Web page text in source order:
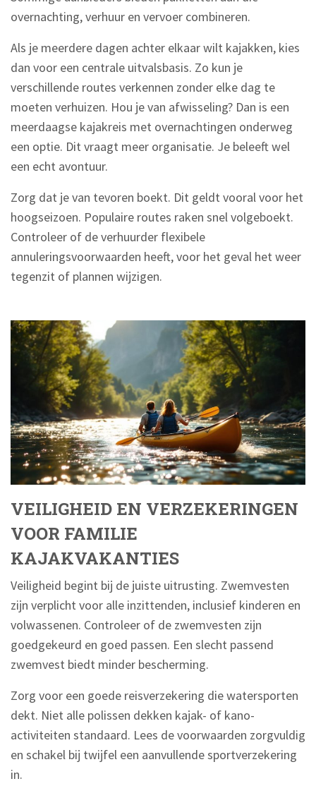
overnachting, verhuur en vervoer combineren.
Als je meerdere dagen achter elkaar wilt kajakken, kies
dan voor een centrale uitvalsbasis. Zo kun je
verschillende routes verkennen zonder elke dag te
moeten verhuizen. Hou je van afwisseling? Dan is een
meerdaagse kajakreis met overnachtingen onderweg
een optie. Dit vraagt meer organisatie. Je beleeft wel
een echt avontuur.
Zorg dat je van tevoren boekt. Dit geldt vooral voor het
hoogseizoen. Populaire routes raken snel volgeboekt.
Controleer of de verhuurder flexibele
annuleringsvoorwaarden heeft, voor het geval het weer
tegenzit of plannen wijzigen.
VEILIGHEID EN VERZEKERINGEN
VOOR FAMILIE
KAJAKVAKANTIES
Veiligheid begint bij de juiste uitrusting. Zwemvesten
zijn verplicht voor alle inzittenden, inclusief kinderen en
volwassenen. Controleer of de zwemvesten zijn
goedgekeurd en goed passen. Een slecht passend
zwemvest biedt minder bescherming.
Zorg voor een goede reisverzekering die watersporten
dekt. Niet alle polissen dekken kajak- of kano-
activiteiten standaard. Lees de voorwaarden zorgvuldig
en schakel bij twijfel een aanvullende sportverzekering
in.